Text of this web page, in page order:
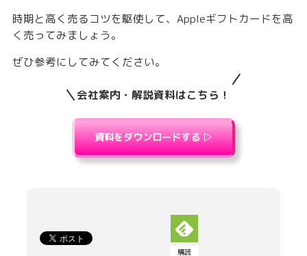
時期と高く売るコツを駆使して、Appleギフトカードを高
く売ってみましょう。
ぜひ参考にしてみてください。
会社案内・解説資料はこちら！
資料をダウンロードする ▷
購読